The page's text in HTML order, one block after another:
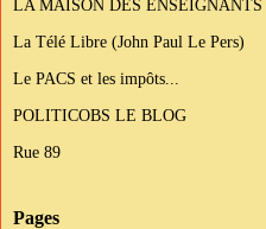
LA MAISON DES ENSEIGNANTS
La Télé Libre (John Paul Le Pers)
Le PACS et les impôts...
POLITICOBS LE BLOG
Rue 89
Pages